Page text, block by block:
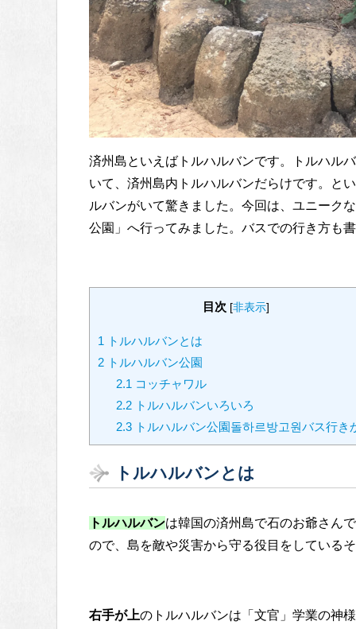
済州島といえばトルハルバンです。トルハル
いて、済州島内トルハルバンだらけです。と
ルバンがいて驚きました。今回は、ユニーク
公園」へ行ってみました。バスでの行き方も
目次 [非表示]
1 トルハルバンとは
2 トルハルバン公園
2.1 コッチャワル
2.2トルハルバンいろいろ
2.3トルハルバン公園돌하르방고원バス行き
トルハルバンとは
トルハルバンは韓国の済州島で石のお爺さん
ので、島を敵や災害から守る役目をしている
右手が上のトルハルバンは「文官」学業の神